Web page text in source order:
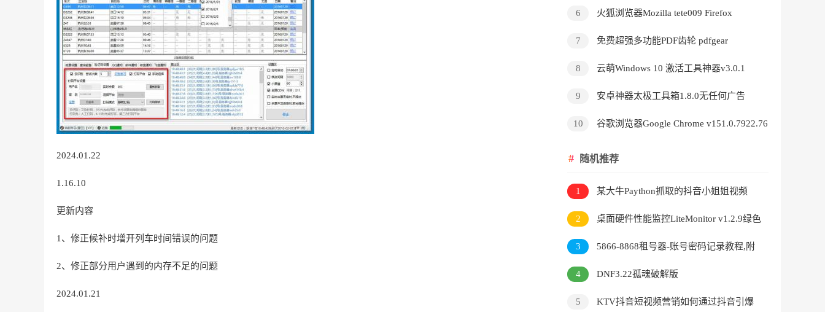
2024.01.22
1.16.10
更新内容
1、修正候补时增开列车时间错误的问题
2、修正部分用户遇到的内存不足的问题
2024.01.21
6
火狐浏览器Mozilla tete009 Firefox
7
免费超强多功能PDF齿轮 pdfgear
8
云萌Windows 10 激活工具神器v3.0.1
9 安卓神器太极工具箱1.8.0无任何广告
10
谷歌浏览器Google Chrome v151.0.7922.76
随机推荐
1 某大牛Paython抓取的抖音小姐姐视频
2
桌面硬件性能监控LiteMonitor v1.2.9绿色
版
3
5866-8868租号器-账号密码记录教程,附
工具+教程
4
DNF3.22孤魂破解版
5
KTV抖音短视频营销如何通过抖音引爆